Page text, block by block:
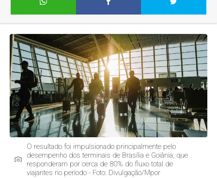
O resultado foi impulsionado principalmente pelo
desempenho dos terminais de Brasília e Goiânia, que
responderam por cerca de 80% do fluxo total de
viajantes no período - Foto: Divulgação/Mpor